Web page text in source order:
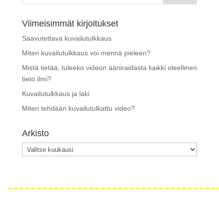
Viimeisimmät kirjoitukset
Saavutettava kuvailutulkkaus
Miten kuvailutulkkaus voi mennä pieleen?
Mistä tietää, tuleeko videon ääniraidasta kaikki oleellinen
tieto ilmi?
Kuvailutulkkaus ja laki
Miten tehdään kuvailutulkattu video?
Arkisto
Arkisto